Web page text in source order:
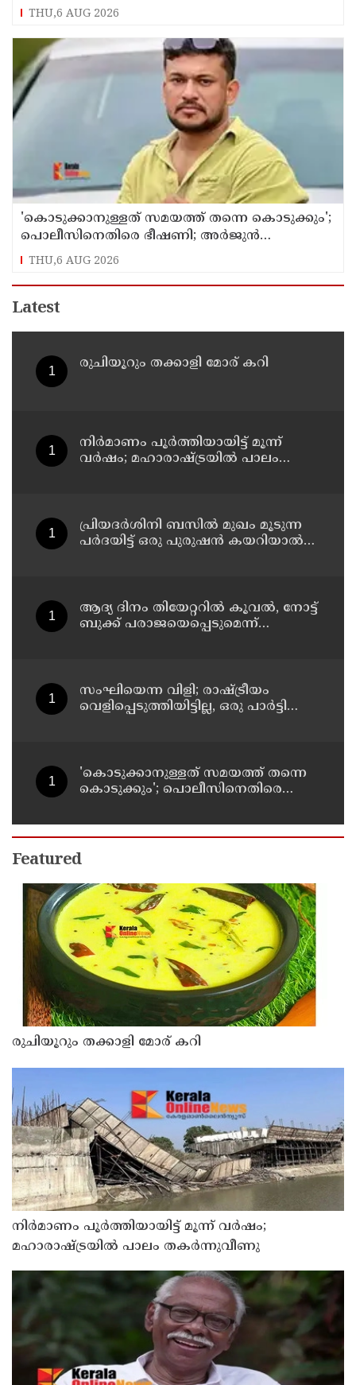
അംഗത്വത്തിന് സമീപിച്ചിട്ടില്ലെന്ന് ആര്‍ മാധവന്‍
THU,6 AUG 2026
'കൊടുക്കാനുള്ളത് സമയത്ത് തന്നെ കൊടുക്കും';
പൊലീസിനെതിരെ ഭീഷണി; അർജുൻ
ആയങ്കിക്കെതിരെ കേസെടുത്തു
THU,6 AUG 2026
Latest
രുചിയൂറും തക്കാളി മോര് കറി
നിർമാണം പൂർത്തിയായിട്ട് മൂന്ന്
വർഷം; മഹാരാഷ്ട്രയിൽ പാലം
പ്രിയദർശിനി ബസിൽ മുഖം മൂടുന്ന
പർദയിട്ട് ഒരു പുരുഷൻ കയറിയാൽ
ആദ്യ ദിനം തിയേറ്ററില്‍ കൂവല്‍, നോട്ട്
ബുക്ക് പരാജയെപ്പെടുമെന്ന്
സംഘിയെന്ന വിളി; രാഷ്ട്രീയം
വെളിപ്പെടുത്തിയിട്ടില്ല, ഒരു പാര്‍ട്ടിയും
'കൊടുക്കാനുള്ളത് സമയത്ത് തന്നെ
കൊടുക്കും'; പൊലീസിനെതിരെ
കേസെടുത്തു
Featured
രുചിയൂറും തക്കാളി മോര് കറി
നിർമാണം പൂർത്തിയായിട്ട് മൂന്ന് വർഷം;
മഹാരാഷ്ട്രയിൽ പാലം തകർന്നുവീണു